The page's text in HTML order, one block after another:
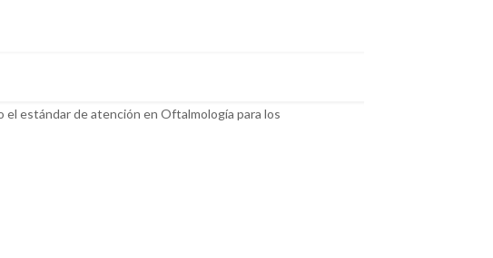
el estándar de atención en Oftalmología para los